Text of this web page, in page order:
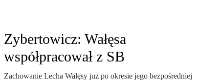
Zybertowicz: Wałęsa
współpracował z SB
Zachowanie Lecha Wałęsy już po okresie jego bezpośredniej